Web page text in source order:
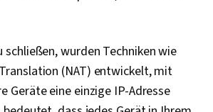
schließen, wurden Techniken wie
(NAT) entwickelt, mit
Geräte eine einzige IP-Adresse